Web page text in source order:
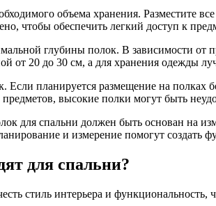
объема хранения. Разместите
чтобы обеспечить легкий доступ к
глубины полок. В зависимости от
от 20 до 30 см, а для хранения одежды
Если планируется размещение на
высокие полки могут быть
для спальни должен быть основан на
и измерение помогут создать
для спальни?
стиль интерьера и